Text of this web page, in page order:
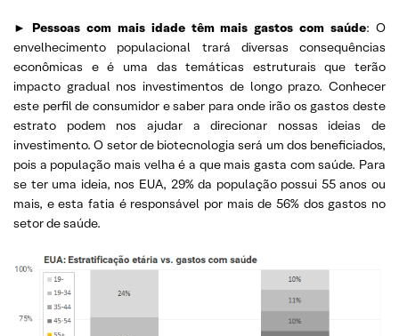
► Pessoas com mais idade têm mais gastos com saúde: O
envelhecimento populacional trará diversas consequências
econômicas e é uma das temáticas estruturais que terão
impacto gradual nos investimentos de longo prazo. Conhecer
este perfil de consumidor e saber para onde irão os gastos deste
estrato podem nos ajudar a direcionar nossas ideias de
investimento. O setor de biotecnologia será um dos beneficiados,
pois a população mais velha é a que mais gasta com saúde. Para
se ter uma ideia, nos EUA, 29% da população possui 55 anos ou
mais, e esta fatia é responsável por mais de 56% dos gastos no
setor de saúde.